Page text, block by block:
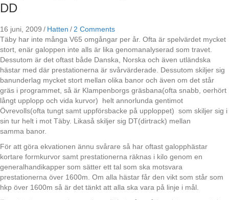
DD
16 juni, 2009 / Hatten / 2 Comments
Täby har inte många V65 omgångar per år. Ofta är spelvärdet mycket
stort, enär galoppen inte alls är lika genomanalyserad som travet.
Dessutom är det oftast både Danska, Norska och även utländska
hästar med där prestationerna är svårvärderade. Dessutom skiljer sig
banunderlag mycket stort mellan olika banor och även om det står
gräs i programmet, så är Klampenborgs gräsbana(ofta snabb, oerhört
långt upplopp och vida kurvor) helt annorlunda gentimot
Övrevolls(ofta tungt samt uppförsbacke på upploppet) som skiljer sig i
sin tur helt i mot Täby. Likaså skiljer sig DT(dirtrack) mellan
samma banor.
För att göra ekvationen ännu svårare så har oftast galopphästar
kortare formkurvor samt prestationerna räknas i kilo genom en
generalhandikapper som sätter ett tal som ska motsvara
prestationerna över 1600m. Om alla hästar får den vikt som står som
hkp över 1600m så är det tänkt att alla ska vara på linje i mål.